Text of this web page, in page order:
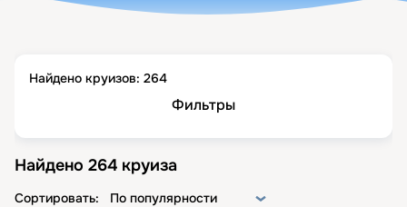
Найдено круизов: 264
Фильтры
Найдено 264 круиза
Сортировать: По популярности